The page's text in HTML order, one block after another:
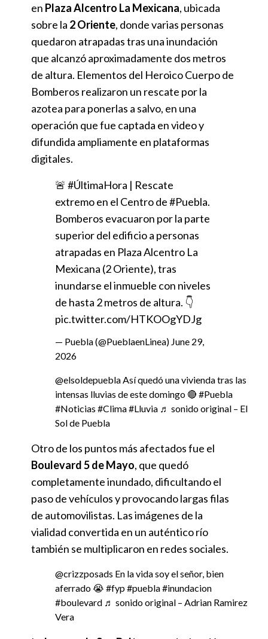
en Plaza Alcentro La Mexicana, ubicada
sobre la 2 Oriente, donde varias personas
quedaron atrapadas tras una inundación
que alcanzó aproximadamente dos metros
de altura. Elementos del Heroico Cuerpo de
Bomberos realizaron un rescate por la
azotea para ponerlas a salvo, en una
operación que fue captada en video y
difundida ampliamente en plataformas
digitales.
🚨 #ÚltimaHora | Rescate
extremo en el Centro de#Puebla.
Bomberos evacuaron por la parte
superior del edificio a personas
atrapadas en Plaza Alcentro La
Mexicana (2 Oriente), tras
inundarse el inmueble con niveles
de hasta 2 metros de altura. 👇
pic.twitter.com/HTKOOgYDJg
— Puebla (@PueblaenLinea) June 29,
2026
@elsoldepuebla Así quedó una vivienda tras las
intensas lluvias de este domingo 🔴 #Puebla
#Noticias #Clima#Lluvia ♬ sonido original – El
Sol de Puebla
Otro de los puntos más afectados fue el
Boulevard 5 de Mayo, que quedó
completamente inundado, dificultando el
paso de vehículos y provocando largas filas
de automovilistas. Las imágenes de la
vialidad convertida en un auténtico río
también se multiplicaron en redes sociales.
@crizzposads En la vida soy el señor, bien
aferrado 😭 #fyp#puebla#inundacion
#boulevard ♬ sonido original – Adrian Ramirez
Vera